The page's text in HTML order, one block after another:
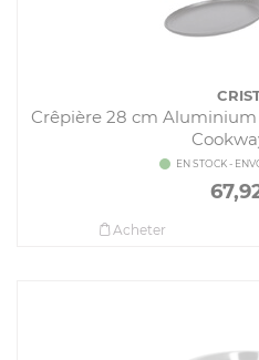
Crêpière 28 cm Aluminium
EN STOCK -
Acheter